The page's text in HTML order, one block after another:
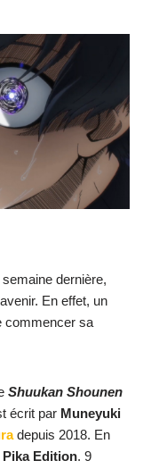
dernière,
En effet, un
commencer sa
Shuukan Shounen
écrit par Muneyuki
depuis 2018. En
Pika Edition. 9